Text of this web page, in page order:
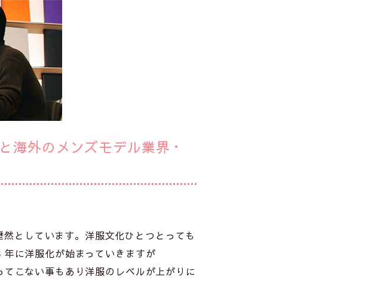
海外のメンズモデル業界・
としています。洋服文化ひとつとっても
に洋服化が始まっていきますが
こない事もあり洋服のレベルが上がりに